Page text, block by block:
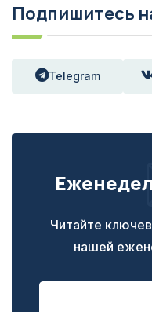
Подпишитесь
Telegram
Читайте
нашей